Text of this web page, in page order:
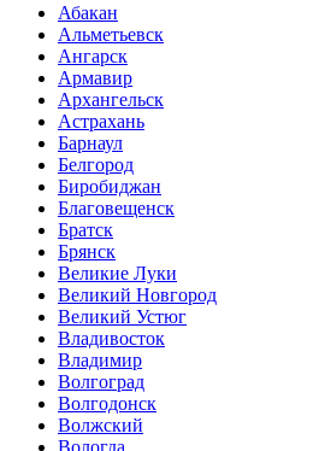
Абакан
Альметьевск
Ангарск
Армавир
Архангельск
Астрахань
Барнаул
Белгород
Биробиджан
Благовещенск
Братск
Брянск
Великие Луки
Великий Новгород
Великий Устюг
Владивосток
Владимир
Волгоград
Волгодонск
Волжский
Вологда